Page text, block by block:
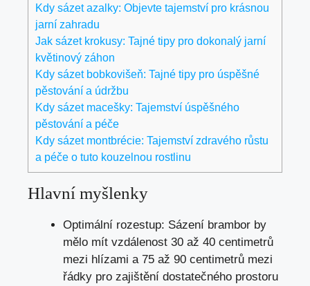
Kdy sázet azalky: Objevte tajemství pro krásnou
jarní zahradu
Jak sázet krokusy: Tajné tipy pro dokonalý jarní
květinový záhon
Kdy sázet bobkovišeň: Tajné tipy pro úspěšné
pěstování a údržbu
Kdy sázet macešky: Tajemství úspěšného
pěstování a péče
Kdy sázet montbrécie: Tajemství zdravého růstu
a péče o tuto kouzelnou rostlinu
Hlavní myšlenky
Optimální rozestup: Sázení brambor by
mělo mít vzdálenost 30 až 40 centimetrů
mezi hlízami a 75 až 90 centimetrů mezi
řádky pro zajištění dostatečného prostoru